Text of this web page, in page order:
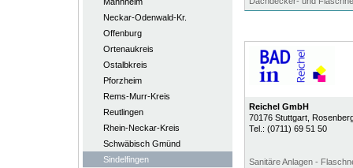
Neckar-Odenwald-Kr.
Offenburg
Ortenaukreis
Ostalbkreis
Pforzheim
Rems-Murr-Kreis
Reutlingen
Rhein-Neckar-Kreis
Schwäbisch Gmünd
Sindelfingen
Reichel GmbH
70176 Stuttgart,
Tel.: (0711) 69 51 50
Sanitäre Anlagen -